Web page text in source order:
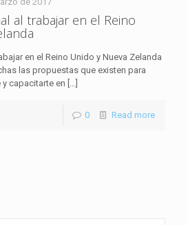
al trabajar en el Reino
en el Reino Unido y Nueva Zelanda
las propuestas que existen para
capacitarte en […]
0 Read more